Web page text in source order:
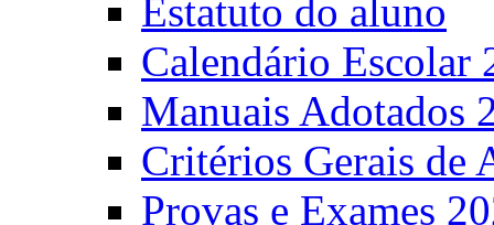
Estatuto do aluno
Calendário Escolar
Manuais Adotados
Critérios Gerais de
Provas e Exames